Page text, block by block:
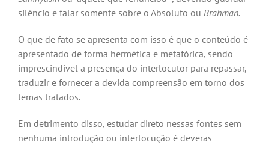
silêncio e falar somente sobre o Absoluto ou Brahman.
O que de fato se apresenta com isso é que o conteúdo é
apresentado de forma hermética e metafórica, sendo
imprescindível a presença do interlocutor para repassar,
traduzir e fornecer a devida compreensão em torno dos
temas tratados.
Em detrimento disso, estudar direto nessas fontes sem
nenhuma introdução ou interlocução é deveras